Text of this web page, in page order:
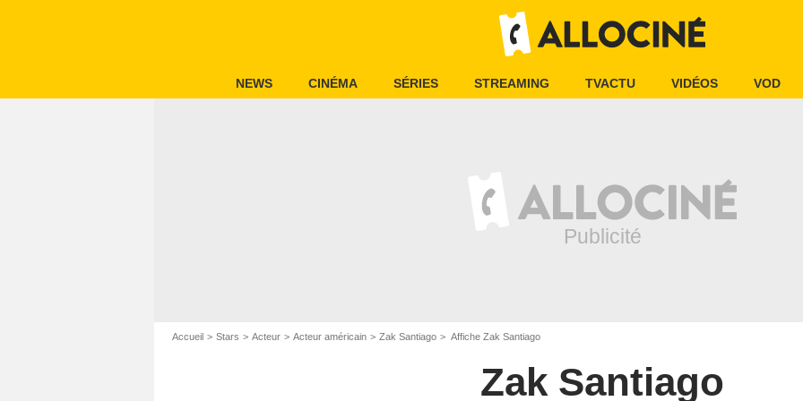
NEWS CINÉMA SÉRIES STREAMING TVACTU VIDÉOS VOD
Accueil Stars Acteur Acteur américain Zak Santiago Affiche Zak Santiago
Zak Santiago